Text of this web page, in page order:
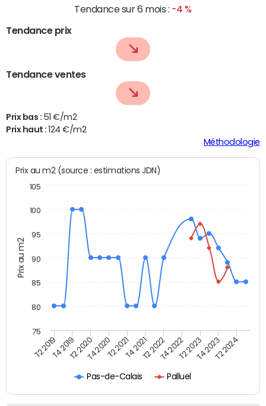
Tendance sur 6 mois : -4 %
Tendance prix
Tendance ventes
Prix bas : 51 €/m2
Prix haut : 124 €/m2
Méthodologie
Prix au m2
Prix au m2 (source : estimations JDN)
Pas-de-Calais Palluel
T2 2019T4 2019T2 2020T4 2020T2 2021T4 2021T2 2022T4 2022T2 2023T4 2023T2 2024
75
80
85
90
95
100
105